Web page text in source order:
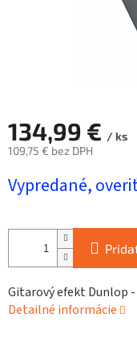
134,99 € / ks
109,75 € bez DPH
cena:
Vypredané,
Gitarový efekt Dunlop -
Detailné informácie